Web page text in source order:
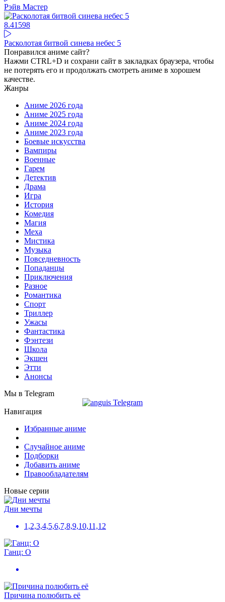
Рэйв Мастер
8.41 598
Расколотая битвой синева небес 5
Понравился аниме сайт?
Нажми CTRL+D и сохрани сайт в закладках браузера, чтобы
не потерять его и продолжать смотреть аниме в хорошем
качестве.
Жанры
Аниме 2026 года
Аниме 2025 года
Аниме 2024 года
Аниме 2023 года
Боевые искусства
Вампиры
Военные
Гарем
Детектив
Драма
Игра
История
Комедия
Магия
Меха
Мистика
Музыка
Повседневность
Попаданцы
Приключения
Разное
Романтика
Спорт
Триллер
Ужасы
Фантастика
Фэнтези
Школа
Экшен
Этти
Анонсы
Мы в Telegram
Навигация
Избранные аниме
Случайное аниме
Подборки
Добавить аниме
Правообладателям
Новые серии
Дни мечты
1,2,3,4,5,6,7,8,9,10,11,12
Ганц: О
Причина полюбить её